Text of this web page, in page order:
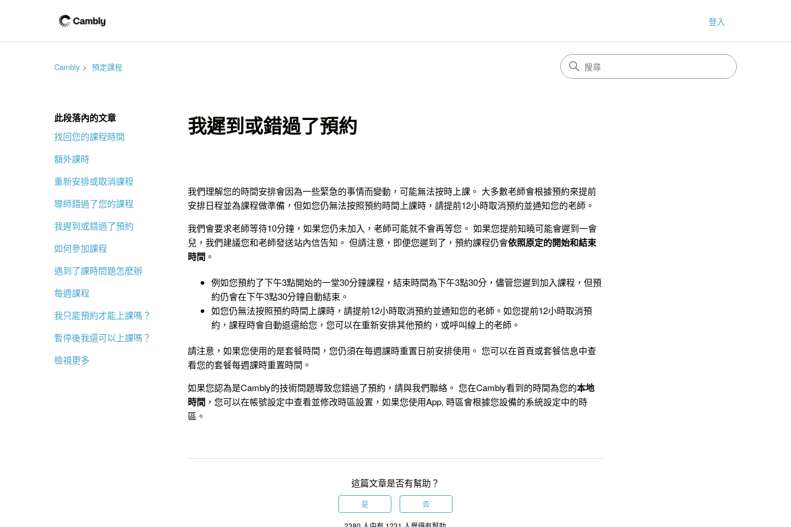
登入
Cambly 預定課程
此段落內的文章
找回您的課程時間
額外課時
重新安排或取消課程
導師錯過了您的課程
我遲到或錯過了預約
如何參加課程
遇到了課時問題怎麽辦
每週課程
我只能預約才能上課嗎？
暫停後我還可以上課嗎？
檢視更多
我遲到或錯過了預約
我們理解您的時間安排會因為一些緊急的事情而變動，可能無法按時上課。 大多數老師會根據預約來提前
安排日程並為課程做準備，但如您仍無法按照預約時間上課時，請提前12小時取消預約並通知您的老師。
我們會要求老師等待10分鐘，如果您仍未加入，老師可能就不會再等您。 如果您提前知曉可能會遲到一會
兒，我們建議您和老師發送站內信告知。 但請注意，即便您遲到了，預約課程仍會依照原定的開始和結束
時間 。
例如您預約了下午3點開始的一堂30分鐘課程，結束時間為下午3點30分，儘管您遲到加入課程，但預
約仍會在下午3點30分鐘自動結束。
如您仍無法按照預約時間上課時，請提前12小時取消預約並通知您的老師。如您提前12小時取消預
約，課程時會自動退還給您，您可以在重新安排其他預約，或呼叫線上的老師。
請注意，如果您使用的是套餐時間，您仍須在每週課時重置日前安排使用。 您可以在首頁或套餐信息中查
看您的套餐每週課時重置時間。
如果您認為是Cambly的技術問題導致您錯過了預約，請與我們聯絡。 您在Cambly看到的時間為您的本地
時間 ，您可以在帳號設定中查看並修改時區設置，如果您使用App, 時區會根據您設備的系統設定中的時
區。
這篇文章是否有幫助？
是 否